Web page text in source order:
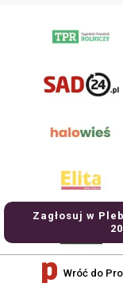
Zagłosuj w
Wróć do